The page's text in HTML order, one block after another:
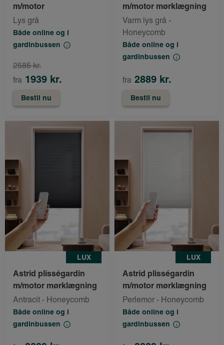
m/motor
Lys grå
Både online og i
gardinbussen
fra 1939 kr.
2585 kr.
Bestil nu
m/motor mørklægning
Varm lys grå -
Honeycomb
Både online og i
gardinbussen
fra 2889 kr.
Bestil nu
LUX
Astrid plisségardin
m/motor mørklægning
Antracit - Honeycomb
Både online og i
gardinbussen
LUX
Astrid plisségardin
m/motor mørklægning
Perlemor - Honeycomb
Både online og i
gardinbussen